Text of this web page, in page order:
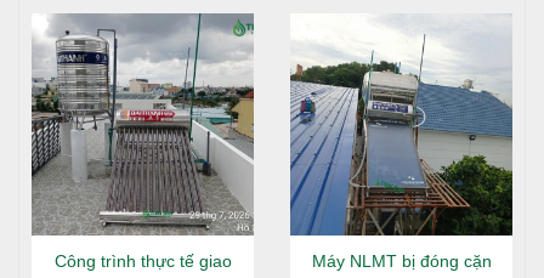
Công trình thực tế giao
Máy NLMT bị đóng cặn